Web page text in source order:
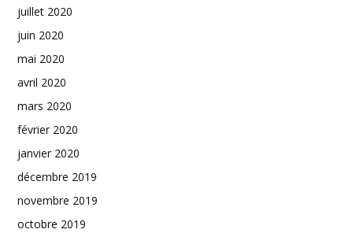
juillet 2020
juin 2020
mai 2020
avril 2020
mars 2020
février 2020
janvier 2020
décembre 2019
novembre 2019
octobre 2019